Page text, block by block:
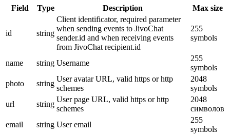
Field Type Description Max size
id string
Client identificator, required parameter
when sending events to JivoChat
sender.id and when receiving events
from JivoChat recipient.id
255
symbols
name string Username
255
symbols
photo
string
User avatar URL, valid https or http
schemes
2048
symbols
url
string
User page URL, valid https or http
schemes
2048
символов
email
string User email
255
symbols